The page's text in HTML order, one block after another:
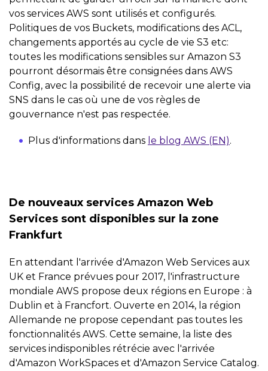
vos services AWS sont utilisés et configurés.
Politiques de vos Buckets, modifications des ACL,
changements apportés au cycle de vie S3 etc:
toutes les modifications sensibles sur Amazon S3
pourront désormais être consignées dans AWS
Config, avec la possibilité de recevoir une alerte via
SNS dans le cas où une de vos règles de
gouvernance n'est pas respectée.
Plus d'informations dans le blog AWS (EN).
De nouveaux services Amazon Web
Services sont disponibles sur la zone
Frankfurt
En attendant l'arrivée d'Amazon Web Services aux
UK et France prévues pour 2017, l'infrastructure
mondiale AWS propose deux régions en Europe : à
Dublin et à Francfort. Ouverte en 2014, la région
Allemande ne propose cependant pas toutes les
fonctionnalités AWS. Cette semaine, la liste des
services indisponibles rétrécie avec l'arrivée
d'Amazon WorkSpaces et d'Amazon Service Catalog.